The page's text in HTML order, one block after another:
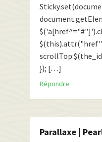
}); […]
Répondre
Parallaxe |